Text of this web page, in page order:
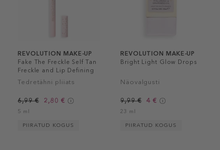
REVOLUTION MAKE-UP
Fake The Freckle Self Tan
Freckle and Lip Defining
Pen
Tedretähni pliiats
6,99 € 2,80 €
5 ml
PIIRATUD KOGUS
REVOLUTION MAKE-UP
Bright Light Glow Drops
Näovalgusti
9,99 € 4 €
23 ml
PIIRATUD KOGUS